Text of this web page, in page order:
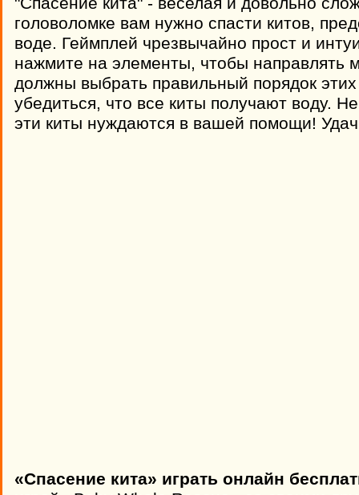
головоломке вам нужно спасти китов,
воде. Геймплей чрезвычайно прост и
нажмите на элементы, чтобы направлять
должны выбрать правильный порядок
убедиться, что все киты получают воду.
эти киты нуждаются в вашей помощи!
«Спасение кита» играть онлайн